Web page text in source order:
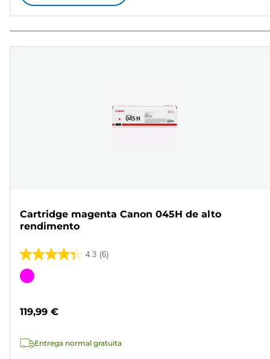
Cartridge magenta Canon 045H de alto
rendimento
4.3 (6)
4.3
em
6
Cartucho
119,99 €
Entrega normal gratuita